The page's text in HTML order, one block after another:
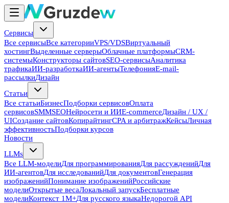
Сервисы
Все сервисыВсе категорииVPS/VDSВиртуальный
хостингВыделенные серверыОблачные платформыCRM-
системыКонструкторы сайтовSEO-сервисыАналитика
трафикаИИ-разработкаИИ-агентыТелефонияE-mail-
рассылкиДизайн
Статьи
Все статьиБизнесПодборки сервисовОплата
сервисовSMMSEOНейросети и ИИE-commerceДизайн / UX /
UIСоздание сайтовКопирайтингCPA и арбитражКейсыЛичная
эффективностьПодборки курсов
Новости
LLMs
Все LLM-моделиДля программированияДля рассужденийДля
ИИ-агентовДля исследованийДля документовГенерация
изображенийПонимание изображенийРоссийские
моделиОткрытые весаЛокальный запускБесплатные
моделиКонтекст 1M+Для русского языкаНедорогой API